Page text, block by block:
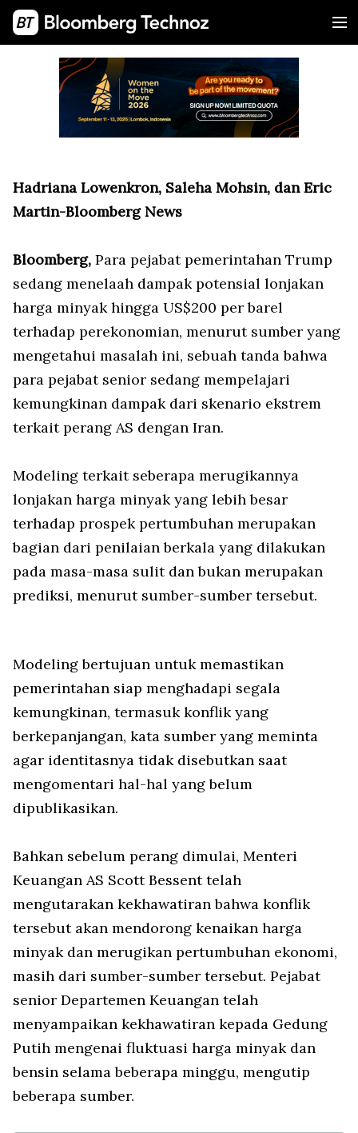
Hadriana Lowenkron, Saleha Mohsin, dan Eric
Martin-Bloomberg News
Bloomberg, Para pejabat pemerintahan Trump
sedang menelaah dampak potensial lonjakan
harga minyak hingga US$200 per barel
terhadap perekonomian, menurut sumber yang
mengetahui masalah ini, sebuah tanda bahwa
para pejabat senior sedang mempelajari
kemungkinan dampak dari skenario ekstrem
terkait perang AS dengan Iran.
Modeling terkait seberapa merugikannya
lonjakan harga minyak yang lebih besar
terhadap prospek pertumbuhan merupakan
bagian dari penilaian berkala yang dilakukan
pada masa-masa sulit dan bukan merupakan
prediksi, menurut sumber-sumber tersebut.
Modeling bertujuan untuk memastikan
pemerintahan siap menghadapi segala
kemungkinan, termasuk konflik yang
berkepanjangan, kata sumber yang meminta
agar identitasnya tidak disebutkan saat
mengomentari hal-hal yang belum
dipublikasikan.
Bahkan sebelum perang dimulai, Menteri
Keuangan AS Scott Bessent telah
mengutarakan kekhawatiran bahwa konflik
tersebut akan mendorong kenaikan harga
minyak dan merugikan pertumbuhan ekonomi,
masih dari sumber-sumber tersebut. Pejabat
senior Departemen Keuangan telah
menyampaikan kekhawatiran kepada Gedung
Putih mengenai fluktuasi harga minyak dan
bensin selama beberapa minggu, mengutip
beberapa sumber.